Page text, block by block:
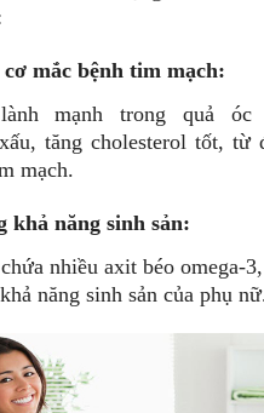
mắc bệnh tim mạch:
mạnh trong quả
tăng cholesterol tốt, từ
mạch.
khả năng sinh sản:
nhiều axit béo omega-
năng sinh sản của phụ